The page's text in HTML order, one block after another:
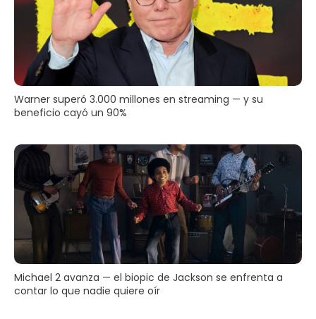
Warner superó 3.000 millones en streaming — y su
beneficio cayó un 90%
Michael 2 avanza — el biopic de Jackson se enfrenta a
contar lo que nadie quiere oír